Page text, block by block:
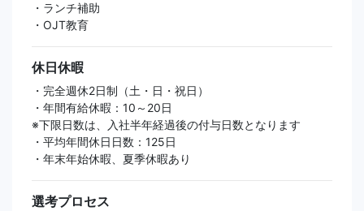
・ランチ補助
・OJT教育
休日休暇
・完全週休2日制（土・日・祝日）
・年間有給休暇：10～20日
※下限日数は、入社半年経過後の付与日数となります
・平均年間休日日数：125日
・年末年始休暇、夏季休暇あり
選考プロセス